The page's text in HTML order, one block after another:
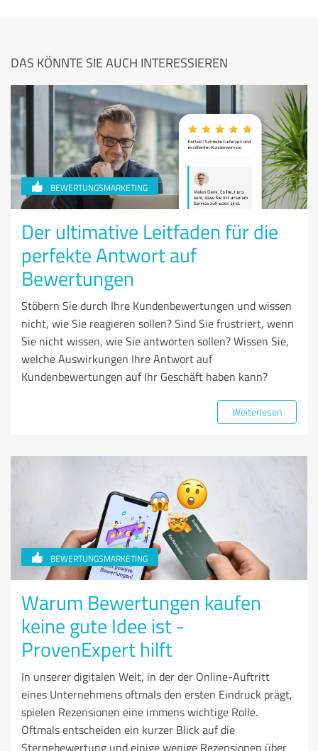
DAS KÖNNTE SIE AUCH INTERESSIEREN
BEWERTUNGSMARKETING
Der ultimative Leitfaden für die
perfekte Antwort auf
Bewertungen
Stöbern Sie durch Ihre Kundenbewertungen und wissen
nicht, wie Sie reagieren sollen? Sind Sie frustriert, wenn
Sie nicht wissen, wie Sie antworten sollen? Wissen Sie,
welche Auswirkungen Ihre Antwort auf
Kundenbewertungen auf Ihr Geschäft haben kann?
Weiterlesen
BEWERTUNGSMARKETING
Warum Bewertungen kaufen
keine gute Idee ist -
ProvenExpert hilft
In unserer digitalen Welt, in der der Online-Auftritt
eines Unternehmens oftmals den ersten Eindruck prägt,
spielen Rezensionen eine immens wichtige Rolle.
Oftmals entscheiden ein kurzer Blick auf die
Sternebewertung und einige wenige Rezensionen über